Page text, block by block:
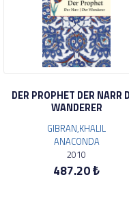
DER PROPHET DER NARR
WANDERER
GIBRAN,KHALIL
ANACONDA
2010
487.20 ₺